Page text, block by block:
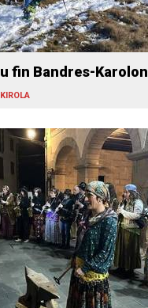
fin Bandres-Karolon
KIROLA